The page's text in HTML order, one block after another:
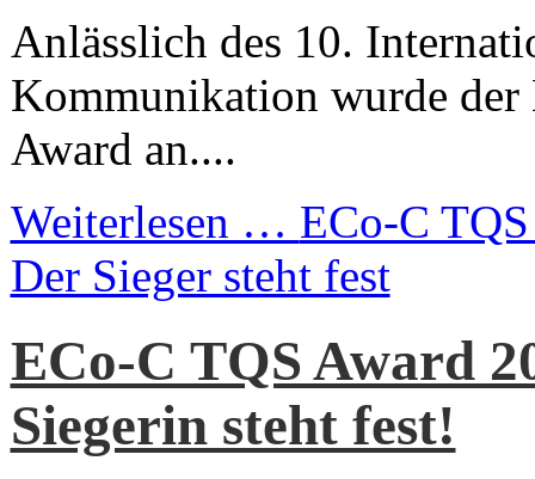
Anlässlich des 10.
Kommunikation wurde der
Award an....
Weiterlesen … ECo-C
Der Sieger steht fest
ECo-C TQS Award
Siegerin steht fest!